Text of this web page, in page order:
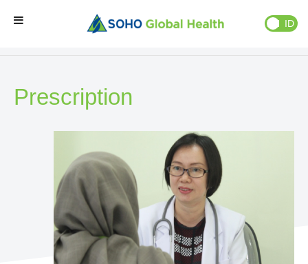
EN ID
Bisnis Kami
Tentang Kami
Bisnis Kami » Prescription
Prescription